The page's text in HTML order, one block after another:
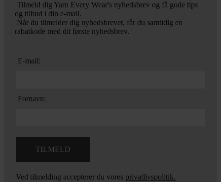
Tilmeld dig Yarn Every Wear's nyhedsbrev og få gode tips
og tilbud i din e-mail.
Når du tilmelder dig nyhedsbrevet, får du samtidig en
rabatkode med dit første nyhedsbrev.
E-mail:
Fornavn:
Ved tilmelding accepterer du vores privatlivspolitik.